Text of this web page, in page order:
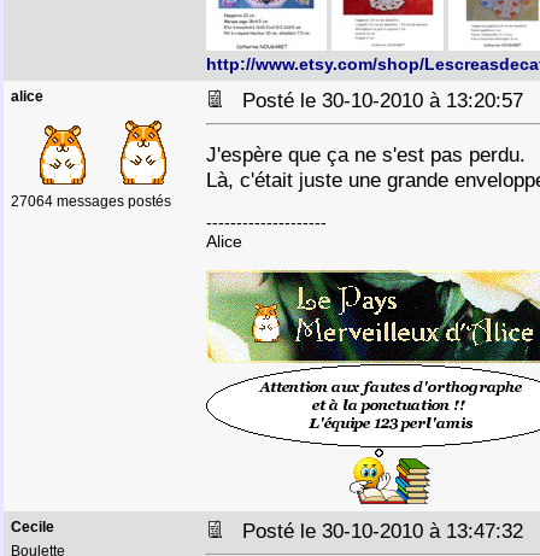
http://www.etsy.com/shop/
alice
27064 messages postés
Posté le 30-10-2010 à 13:20:57
J'espère que ça ne s'est pas perdu.
Là, c'était juste une grande
--------------------
Alice
Cecile
Boulette
Posté le 30-10-2010 à 13:47:32